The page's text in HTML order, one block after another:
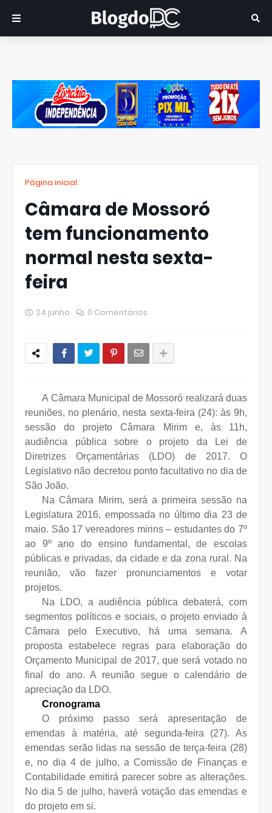
Página inicial
Câmara de Mossoró
tem funcionamento
normal nesta sexta-
feira
24 junho 0 Comentários
A Câmara Municipal de Mossoró realizará duas
reuniões, no plenário, nesta sexta-feira (24): às 9h,
sessão do projeto Câmara Mirim e, às 11h,
audiência pública sobre o projeto da Lei de
Diretrizes Orçamentárias (LDO) de 2017. O
Legislativo não decretou ponto facultativo no dia de
São João.
Na Câmara Mirim, será a primeira sessão na
Legislatura 2016, empossada no último dia 23 de
maio. São 17 vereadores mirins – estudantes do 7º
ao 9º ano do ensino fundamental, de escolas
públicas e privadas, da cidade e da zona rural. Na
reunião, vão fazer pronunciamentos e votar
projetos.
Na LDO, a audiência pública debaterá, com
segmentos políticos e sociais, o projeto enviado à
Câmara pelo Executivo, há uma semana. A
proposta estabelece regras para elaboração do
Orçamento Municipal de 2017, que será votado no
final do ano. A reunião segue o calendário de
apreciação da LDO.
Cronograma
O próximo passo será apresentação de
emendas à matéria, até segunda-feira (27). As
emendas serão lidas na sessão de terça-feira (28)
e, no dia 4 de julho, a Comissão de Finanças e
Contabilidade emitirá parecer sobre as alterações.
No dia 5 de julho, haverá votação das emendas e
do projeto em si.